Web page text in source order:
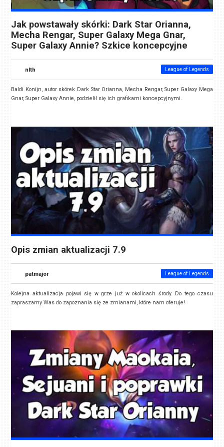
Jak powstawały skórki: Dark Star Orianna,
Mecha Rengar, Super Galaxy Mega Gnar,
Super Galaxy Annie? Szkice koncepcyjne
nlth League of Legends
Baldi Konijn, autor skórek Dark Star Orianna, Mecha Rengar, Super Galaxy Mega
Gnar, Super Galaxy Annie, podzielił się ich grafikami koncepcyjnymi.
Opis zmian aktualizacji 7.9
patmajor League of Legends
Kolejna aktualizacja pojawi się w grze już w okolicach środy. Do tego czasu
zapraszamy Was do zapoznania się ze zmianami, które nam oferuje!